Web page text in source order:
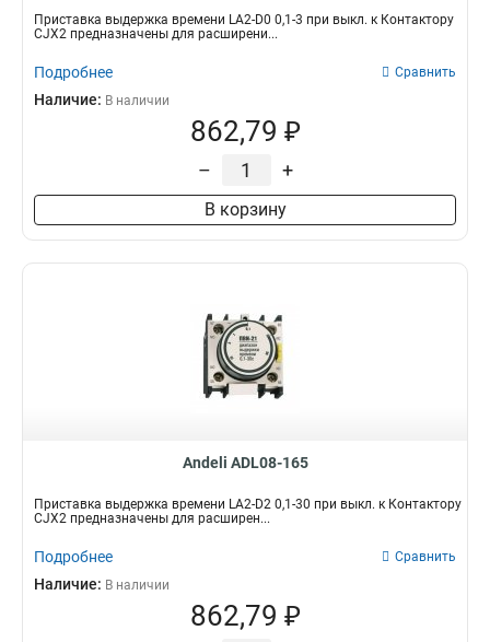
Приставка выдержка времени LA2-D0 0,1-3 при выкл. к Контактору
CJX2 предназначены для расширени...
Подробнее Сравнить
Наличие: В наличии
862,79 ₽
– +
В корзину
Andeli ADL08-165
Приставка выдержка времени LA2-D2 0,1-30 при выкл. к Контактору
CJX2 предназначены для расширен...
Подробнее Сравнить
Наличие: В наличии
862,79 ₽